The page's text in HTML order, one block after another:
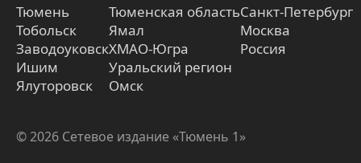
Тюмень
Тобольск
Заводоуковск
Ишим
Ялуторовск
Тюменская область
Ямал
ХМАО-Югра
Уральский регион
Омск
Санкт-Петербург
Москва
Россия
© 2026 Сетевое издание «Тюмень 1»